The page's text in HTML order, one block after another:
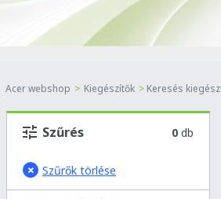
Acer webshop > Kiegészítők > Keresés
Szűrés 0 db
Szűrők törlése